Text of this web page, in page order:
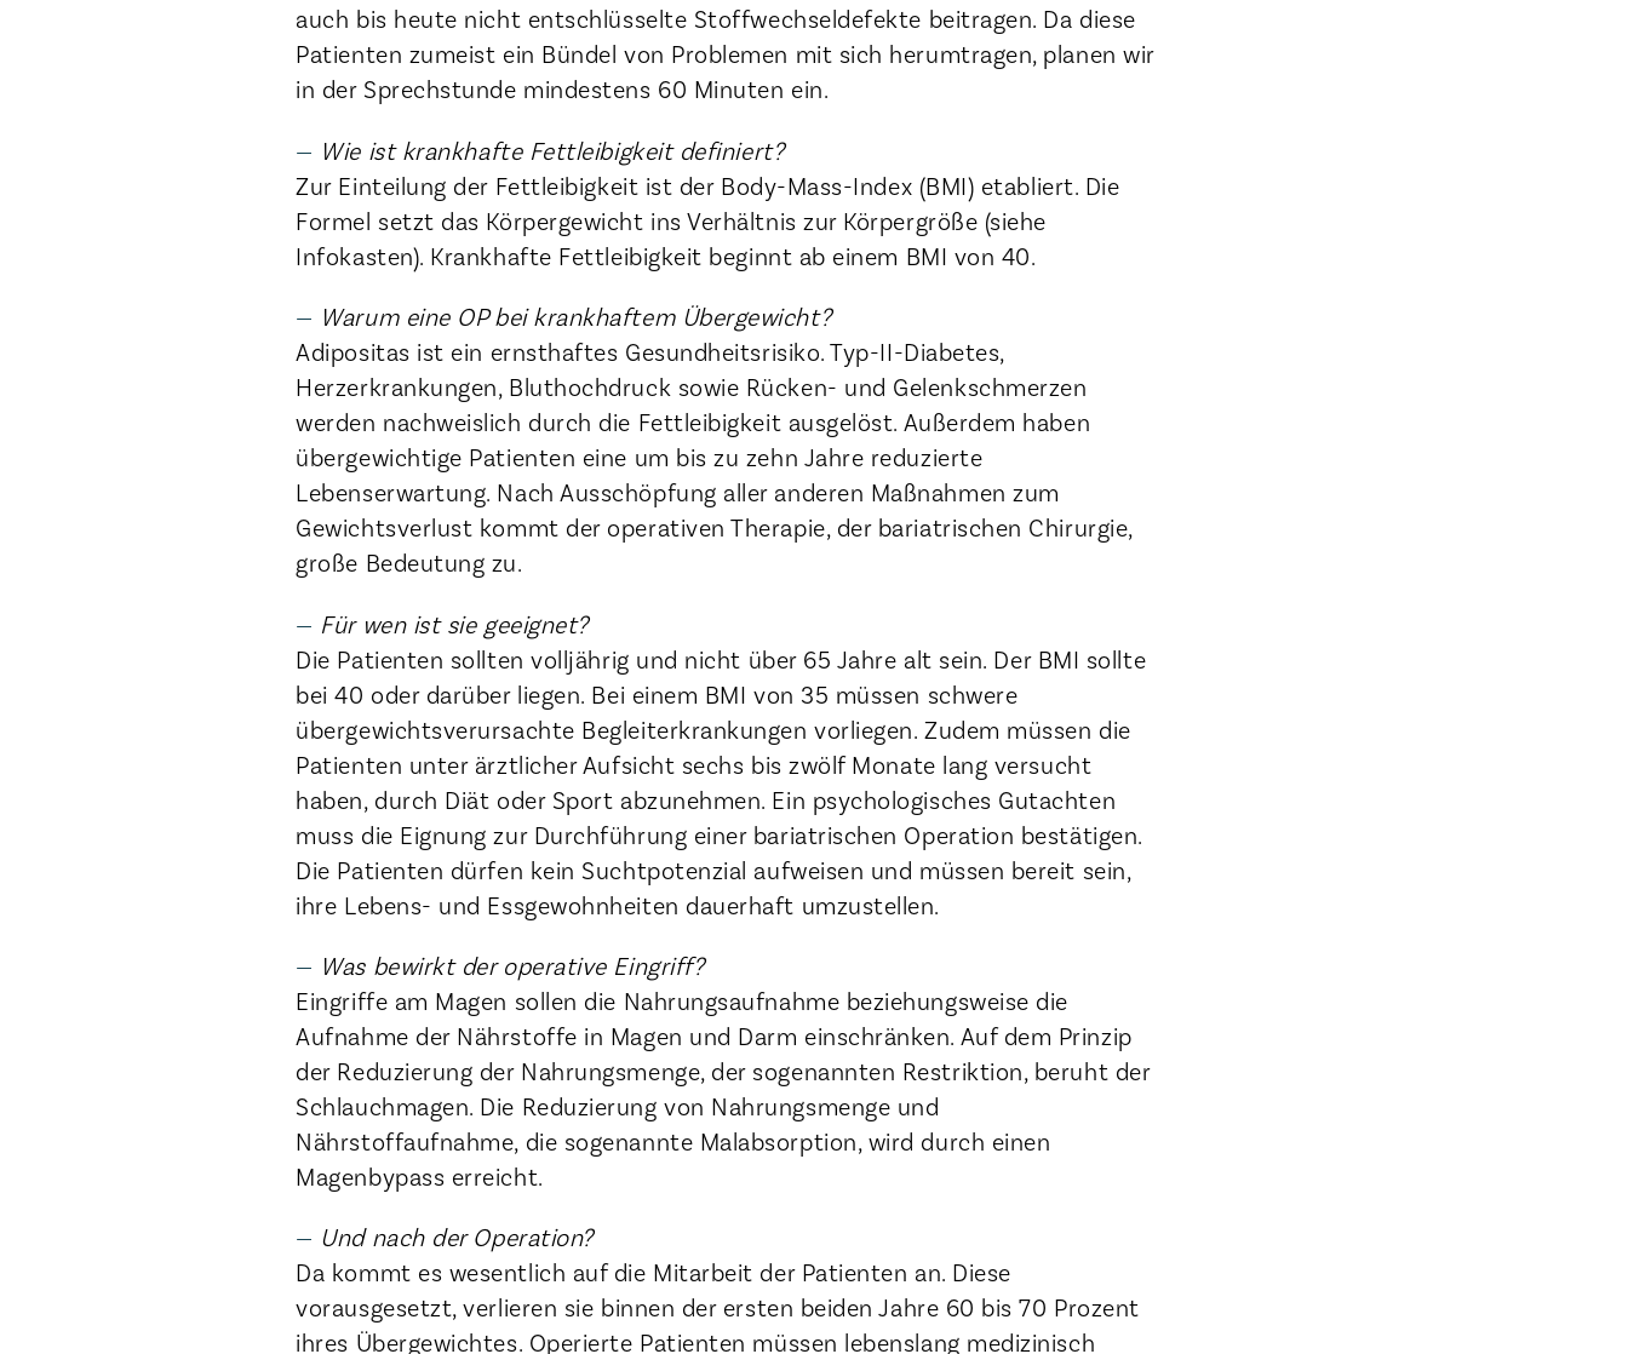
auch bis heute nicht entschlüsselte Stoffwechseldefekte beitragen. Da diese
Patienten zumeist ein Bündel von Problemen mit sich herumtragen, planen wir
in der Sprechstunde mindestens 60 Minuten ein.
Wie ist krankhafte Fettleibigkeit definiert?
Zur Einteilung der Fettleibigkeit ist der Body-Mass-Index (BMI) etabliert. Die
Formel setzt das Körpergewicht ins Verhältnis zur Körpergröße (siehe
Infokasten). Krankhafte Fettleibigkeit beginnt ab einem BMI von 40.
Warum eine OP bei krankhaftem Übergewicht?
Adipositas ist ein ernsthaftes Gesundheitsrisiko. Typ-II-Diabetes,
Herzerkrankungen, Bluthochdruck sowie Rücken- und Gelenkschmerzen
werden nachweislich durch die Fettleibigkeit ausgelöst. Außerdem haben
übergewichtige Patienten eine um bis zu zehn Jahre reduzierte
Lebenserwartung. Nach Ausschöpfung aller anderen Maßnahmen zum
Gewichtsverlust kommt der operativen Therapie, der bariatrischen Chirurgie,
große Bedeutung zu.
Für wen ist sie geeignet?
Die Patienten sollten volljährig und nicht über 65 Jahre alt sein. Der BMI sollte
bei 40 oder darüber liegen. Bei einem BMI von 35 müssen schwere
übergewichtsverursachte Begleiterkrankungen vorliegen. Zudem müssen die
Patienten unter ärztlicher Aufsicht sechs bis zwölf Monate lang versucht
haben, durch Diät oder Sport abzunehmen. Ein psychologisches Gutachten
muss die Eignung zur Durchführung einer bariatrischen Operation bestätigen.
Die Patienten dürfen kein Suchtpotenzial aufweisen und müssen bereit sein,
ihre Lebens- und Essgewohnheiten dauerhaft umzustellen.
Was bewirkt der operative Eingriff?
Eingriffe am Magen sollen die Nahrungsaufnahme beziehungsweise die
Aufnahme der Nährstoffe in Magen und Darm einschränken. Auf dem Prinzip
der Reduzierung der Nahrungsmenge, der sogenannten Restriktion, beruht der
Schlauchmagen. Die Reduzierung von Nahrungsmenge und
Nährstoffaufnahme, die sogenannte Malabsorption, wird durch einen
Magenbypass erreicht.
Und nach der Operation?
Da kommt es wesentlich auf die Mitarbeit der Patienten an. Diese
vorausgesetzt, verlieren sie binnen der ersten beiden Jahre 60 bis 70 Prozent
ihres Übergewichtes. Operierte Patienten müssen lebenslang medizinisch